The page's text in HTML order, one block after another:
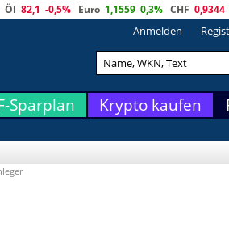
Öl 82,1 -0,5% Euro 1,1559 0,3% CHF 0,9344
Anmelden
Sparplan Krypto kaufen